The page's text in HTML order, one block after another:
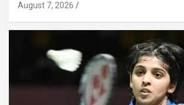
August 7, 2026